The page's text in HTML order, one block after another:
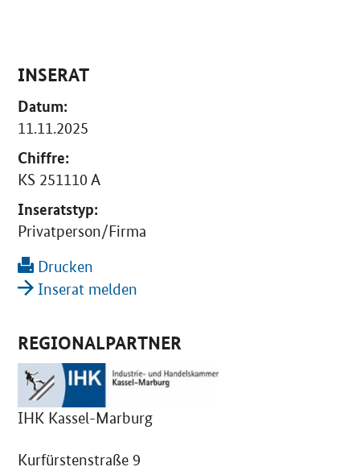
INSERAT
Datum:
11.11.2025
Chiffre:
KS 251110 A
Inseratstyp:
Privatperson/Firma
Drucken
Inserat melden
REGIONALPARTNER
IHK Kassel-Marburg
Kurfürstenstraße 9